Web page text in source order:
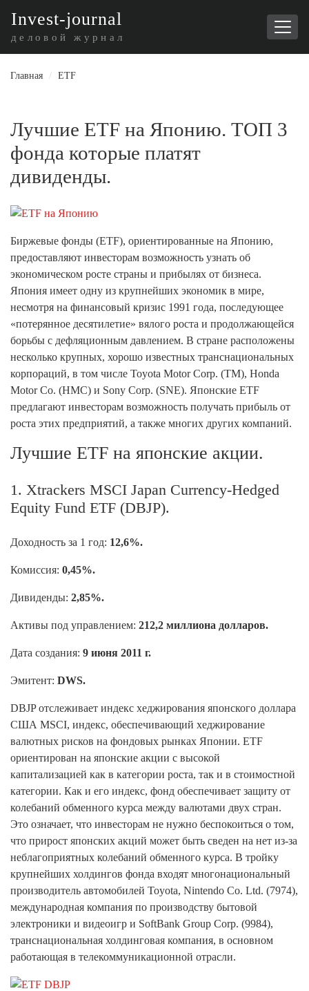
Invest-journal
деловой журнал
Главная / ETF
Лучшие ETF на Японию. ТОП 3
фонда которые платят
дивиденды.
Биржевые фонды (ETF), ориентированные на Японию,
предоставляют инвесторам возможность узнать об
экономическом росте страны и прибылях от бизнеса.
Япония имеет одну из крупнейших экономик в мире,
несмотря на финансовый кризис 1991 года, последующее
«потерянное десятилетие» вялого роста и продолжающейся
борьбы с дефляционным давлением. В стране расположены
несколько крупных, хорошо известных транснациональных
корпораций, в том числе Toyota Motor Corp. (TM), Honda
Motor Co. (HMC) и Sony Corp. (SNE). Японские ETF
предлагают инвесторам возможность получать прибыль от
роста этих предприятий, а также многих других компаний.
Лучшие ETF на японские акции.
1. Xtrackers MSCI Japan Currency-Hedged
Equity Fund ETF (DBJP).
Доходность за 1 год: 12,6%.
Комиссия: 0,45%.
Дивиденды: 2,85%.
Активы под управлением: 212,2 миллиона долларов.
Дата создания: 9 июня 2011 г.
Эмитент: DWS.
DBJP отслеживает индекс хеджирования японского доллара
США MSCI, индекс, обеспечивающий хеджирование
валютных рисков на фондовых рынках Японии. ETF
ориентирован на японские акции с высокой
капитализацией как в категории роста, так и в стоимостной
категории. Как и его индекс, фонд обеспечивает защиту от
колебаний обменного курса между валютами двух стран.
Это означает, что инвесторам не нужно беспокоиться о том,
что прирост японских акций может быть сведен на нет из-за
неблагоприятных колебаний обменного курса. В тройку
крупнейших холдингов фонда входят многонациональный
производитель автомобилей Toyota, Nintendo Co. Ltd. (7974),
международная компания по производству бытовой
электроники и видеоигр и SoftBank Group Corp. (9984),
транснациональная холдинговая компания, в основном
работающая в телекоммуникационной отрасли.